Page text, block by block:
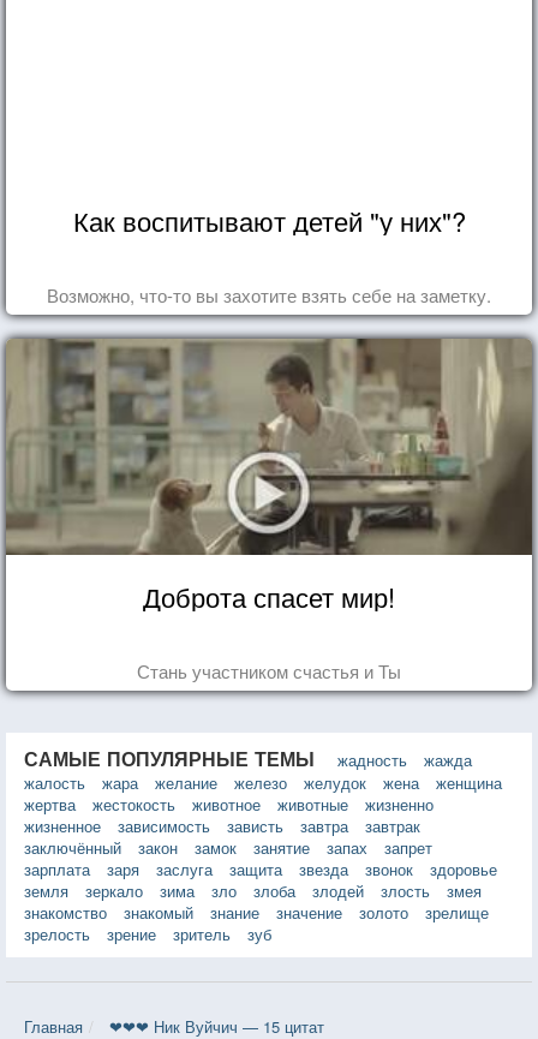
Как воспитывают детей "у них"?
Возможно, что-то вы захотите взять себе на заметку.
Доброта спасет мир!
Стань участником счастья и Ты
САМЫЕ ПОПУЛЯРНЫЕ ТЕМЫ жадность
жажда
жалость
жара желание железо желудок жена
женщина
жертва
жестокость животное животные
жизненно
жизненное
зависимость зависть завтра
завтрак
заключённый
закон замок занятие запах
запрет
зарплата
заря заслуга защита звезда звонок
здоровье
земля
зеркало зима зло злоба злодей злость
змея
знакомство
знакомый знание значение золото
зрелище
зрелость
зрение зритель зуб
Главная ❤❤❤ Ник Вуйчич — 15 цитат